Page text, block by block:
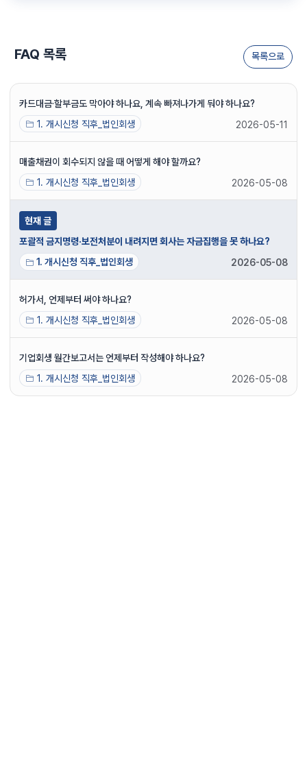
FAQ 목록 목록으로
카드대금·할부금도 막아야 하나요, 계속 빠져나가게 둬야 하나요?
1. 개시신청 직후_법인회생
2026-05-11
매출채권이 회수되지 않을 때 어떻게 해야 할까요?
1. 개시신청 직후_법인회생
2026-05-08
현재 글
포괄적 금지명령·보전처분이 내려지면 회사는 자금집행을 못 하나요?
1. 개시신청 직후_법인회생
2026-05-08
허가서, 언제부터 써야 하나요?
1. 개시신청 직후_법인회생
2026-05-08
기업회생 월간보고서는 언제부터 작성해야 하나요?
1. 개시신청 직후_법인회생
2026-05-08